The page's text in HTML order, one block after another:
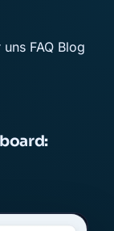
uns FAQ Blog